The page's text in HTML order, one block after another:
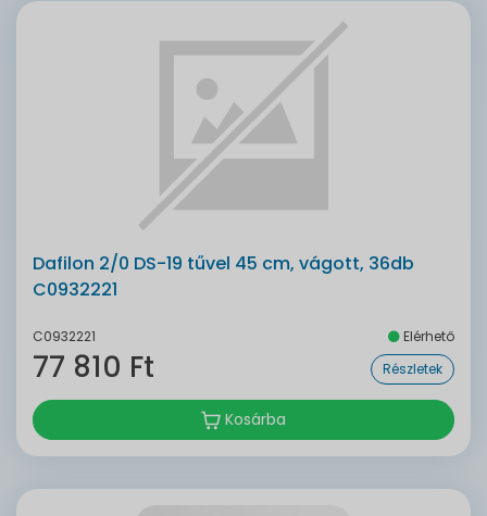
Dafilon 2/0 DS-19 tűvel 45 cm, vágott, 36db
C0932221
C0932221 Elérhető
77 810 Ft Részletek
Kosárba